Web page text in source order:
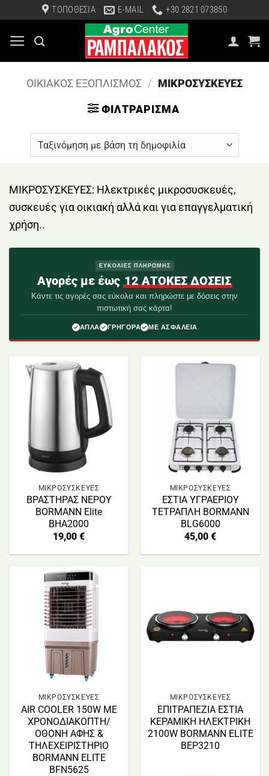
Μετάβαση
περιεχόμενο
ΤΟΠΟΘΕΣΙΑ E-MAIL +30 2821 073850
ΟΙΚΙΑΚΟΣ ΕΞΟΠΛΙΣΜΟΣ / ΜΙΚΡΟΣΥΣΚΕΥΕΣ
ΦΙΛΤΡΆΡΙΣΜΑ
ΜΙΚΡΟΣΥΣΚΕΥΕΣ: Ηλεκτρικές μικροσυσκευές,
συσκευές για οικιακή αλλά και για επαγγελματική
χρήση..
ΕΥΚΟΛΙΕΣ ΠΛΗΡΩΜΗΣ
Αγορές με έως 12 ΑΤΟΚΕΣ ΔΟΣΕΙΣ
Κάντε τις αγορές σας εύκολα και πληρώστε με δόσεις στην
πιστωτική σας κάρτα!
ΑΠΛΑ ΓΡΗΓΟΡΑ ΜΕ ΑΣΦΑΛΕΙΑ
ΜΙΚΡΟΣΥΣΚΕΥΕΣ
ΒΡΑΣΤΗΡΑΣ ΝΕΡΟΥ
BORMANN Elite
BHA2000
19,00 €
ΜΙΚΡΟΣΥΣΚΕΥΕΣ
ΕΣΤΙΑ ΥΓΡΑΕΡΙΟΥ
ΤΕΤΡΑΠΛΗ BORMANN
BLG6000
45,00 €
ΜΙΚΡΟΣΥΣΚΕΥΕΣ
AIR COOLER 150W ΜΕ
ΧΡΟΝΟΔΙΑΚΟΠΤΗ/
ΟΘΟΝΗ ΑΦΗΣ &
ΤΗΛΕΧΕΙΡΙΣΤΗΡΙΟ
BORMANN ELITE
BFN5625
ΜΙΚΡΟΣΥΣΚΕΥΕΣ
ΕΠΙΤΡΑΠΕΖΙΑ ΕΣΤΙΑ
ΚΕΡΑΜΙΚΗ ΗΛΕΚΤΡΙΚΗ
2100W BORMANN ELITE
BEP3210